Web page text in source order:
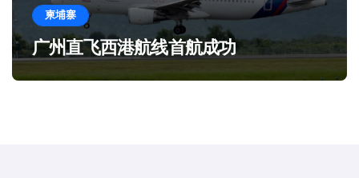
柬埔寨
广州直飞西港航线首航成功